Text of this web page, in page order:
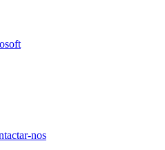
nos